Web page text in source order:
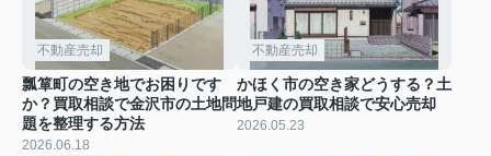
不動産売却
瓢箪町の空き地でお困りです
か？買取相談で金沢市の土地問
題を整理する方法
2026.06.18
不動産売却
かほく市の空き家どうする？土
地戸建の買取相談で安心売却
2026.05.23